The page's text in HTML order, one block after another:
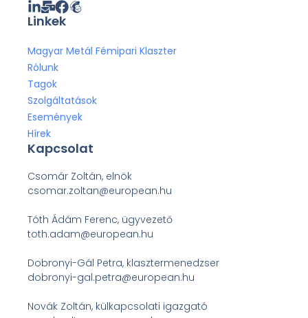
Linkek
Magyar Metál Fémipari Klaszter
Rólunk
Tagok
Szolgáltatások
Események
Hírek
Kapcsolat
Csomár Zoltán, elnök
csomar.zoltan@european.hu
Tóth Ádám Ferenc, ügyvezető
toth.adam@european.hu
Dobronyi-Gál Petra, klasztermenedzser
dobronyi-gal.petra@european.hu
Novák Zoltán, külkapcsolati igazgató